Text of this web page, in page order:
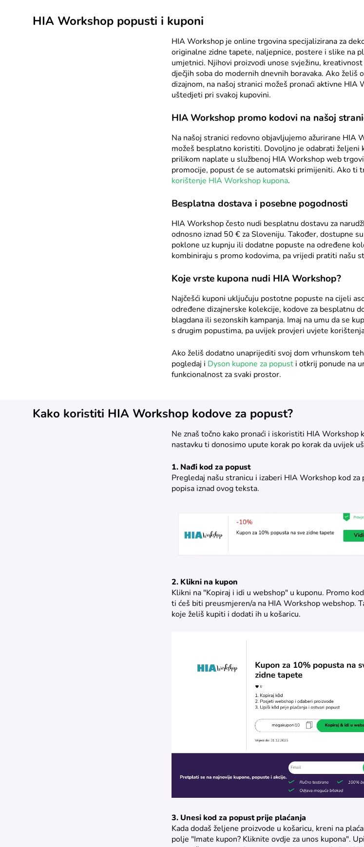
HIA Workshop popusti i kuponi
HIA Workshop je online trgovina specijalizirana za
originalne zidne tapete, naljepnice, postere i slike na
umjetnici. Njihovi proizvodi unose svježinu,
dječjih soba do modernih dnevnih boravaka. Ako želiš
dizajnom, na našoj stranici možeš pronaći aktivne HIA
uštedjeti pri svakoj kupovini.
HIA Workshop promo kodovi na našoj
Na našoj stranici redovno objavljujemo ažurirane HIA
možeš besplatno koristiti. Dovoljno je odabrati željeni
prilikom naplate u službenoj HIA Workshop web
promocije, popust će se automatski primijeniti. Ako ti
korištenje HIA Workshop kupona.
Besplatna dostava i posebne pogodnosti
HIA Workshop često nudi besplatnu dostavu za
odnosno iznad 50 € za Sloveniju. Također, dostupne
poklone uz kupnju ili dodatne popuste na određene
kombiniraju s promo kodovima, pa vrijedi pratiti našu
Koje vrste kupona nudi HIA Workshop?
Najčešći kuponi uključuju postotne popuste na cijeli
određene dizajnerske kolekcije, kodove za besplatnu
blagdana ili sezonskih kampanja. Imaj na umu da se
s drugim popustima, pa uvijek provjeri uvjete
Ako želiš dodatno unaprijediti svoj dom vrhunskom
pogledaj i Dyson kupone za popust i otkrij ponude na
funkcionalnost za svaki prostor.
Kako koristiti HIA Workshop kodove za popust?
Ne znaš točno kako pronaći i iskoristiti HIA Workshop
nastavku ti donosimo upute korak po korak da uvijek
1. Nađi kod za popust
Pregledaj našu stranicu i izaberi HIA Workshop kod
popisa iznad ovog teksta.
2. Klikni na kupon
Klikni na "Kopiraj i idi u webshop" u kuponu. Promo
ti ćeš biti preusmjeren/a na HIA Workshop webshop.
koje želiš kupiti i dodati ih u košaricu.
3. Unesi kod za popust prije plaćanja
Kada dodaš željene proizvode u košaricu, kreni na
polje "Imate kupon? Kliknite ovdje za unos kupona".